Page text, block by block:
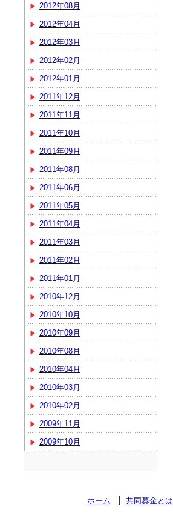
2012年08月
2012年04月
2012年03月
2012年02月
2012年01月
2011年12月
2011年11月
2011年10月
2011年09月
2011年08月
2011年06月
2011年05月
2011年04月
2011年03月
2011年02月
2011年01月
2010年12月
2010年10月
2010年09月
2010年08月
2010年04月
2010年03月
2010年02月
2009年11月
2009年10月
ホーム 共同募金とは